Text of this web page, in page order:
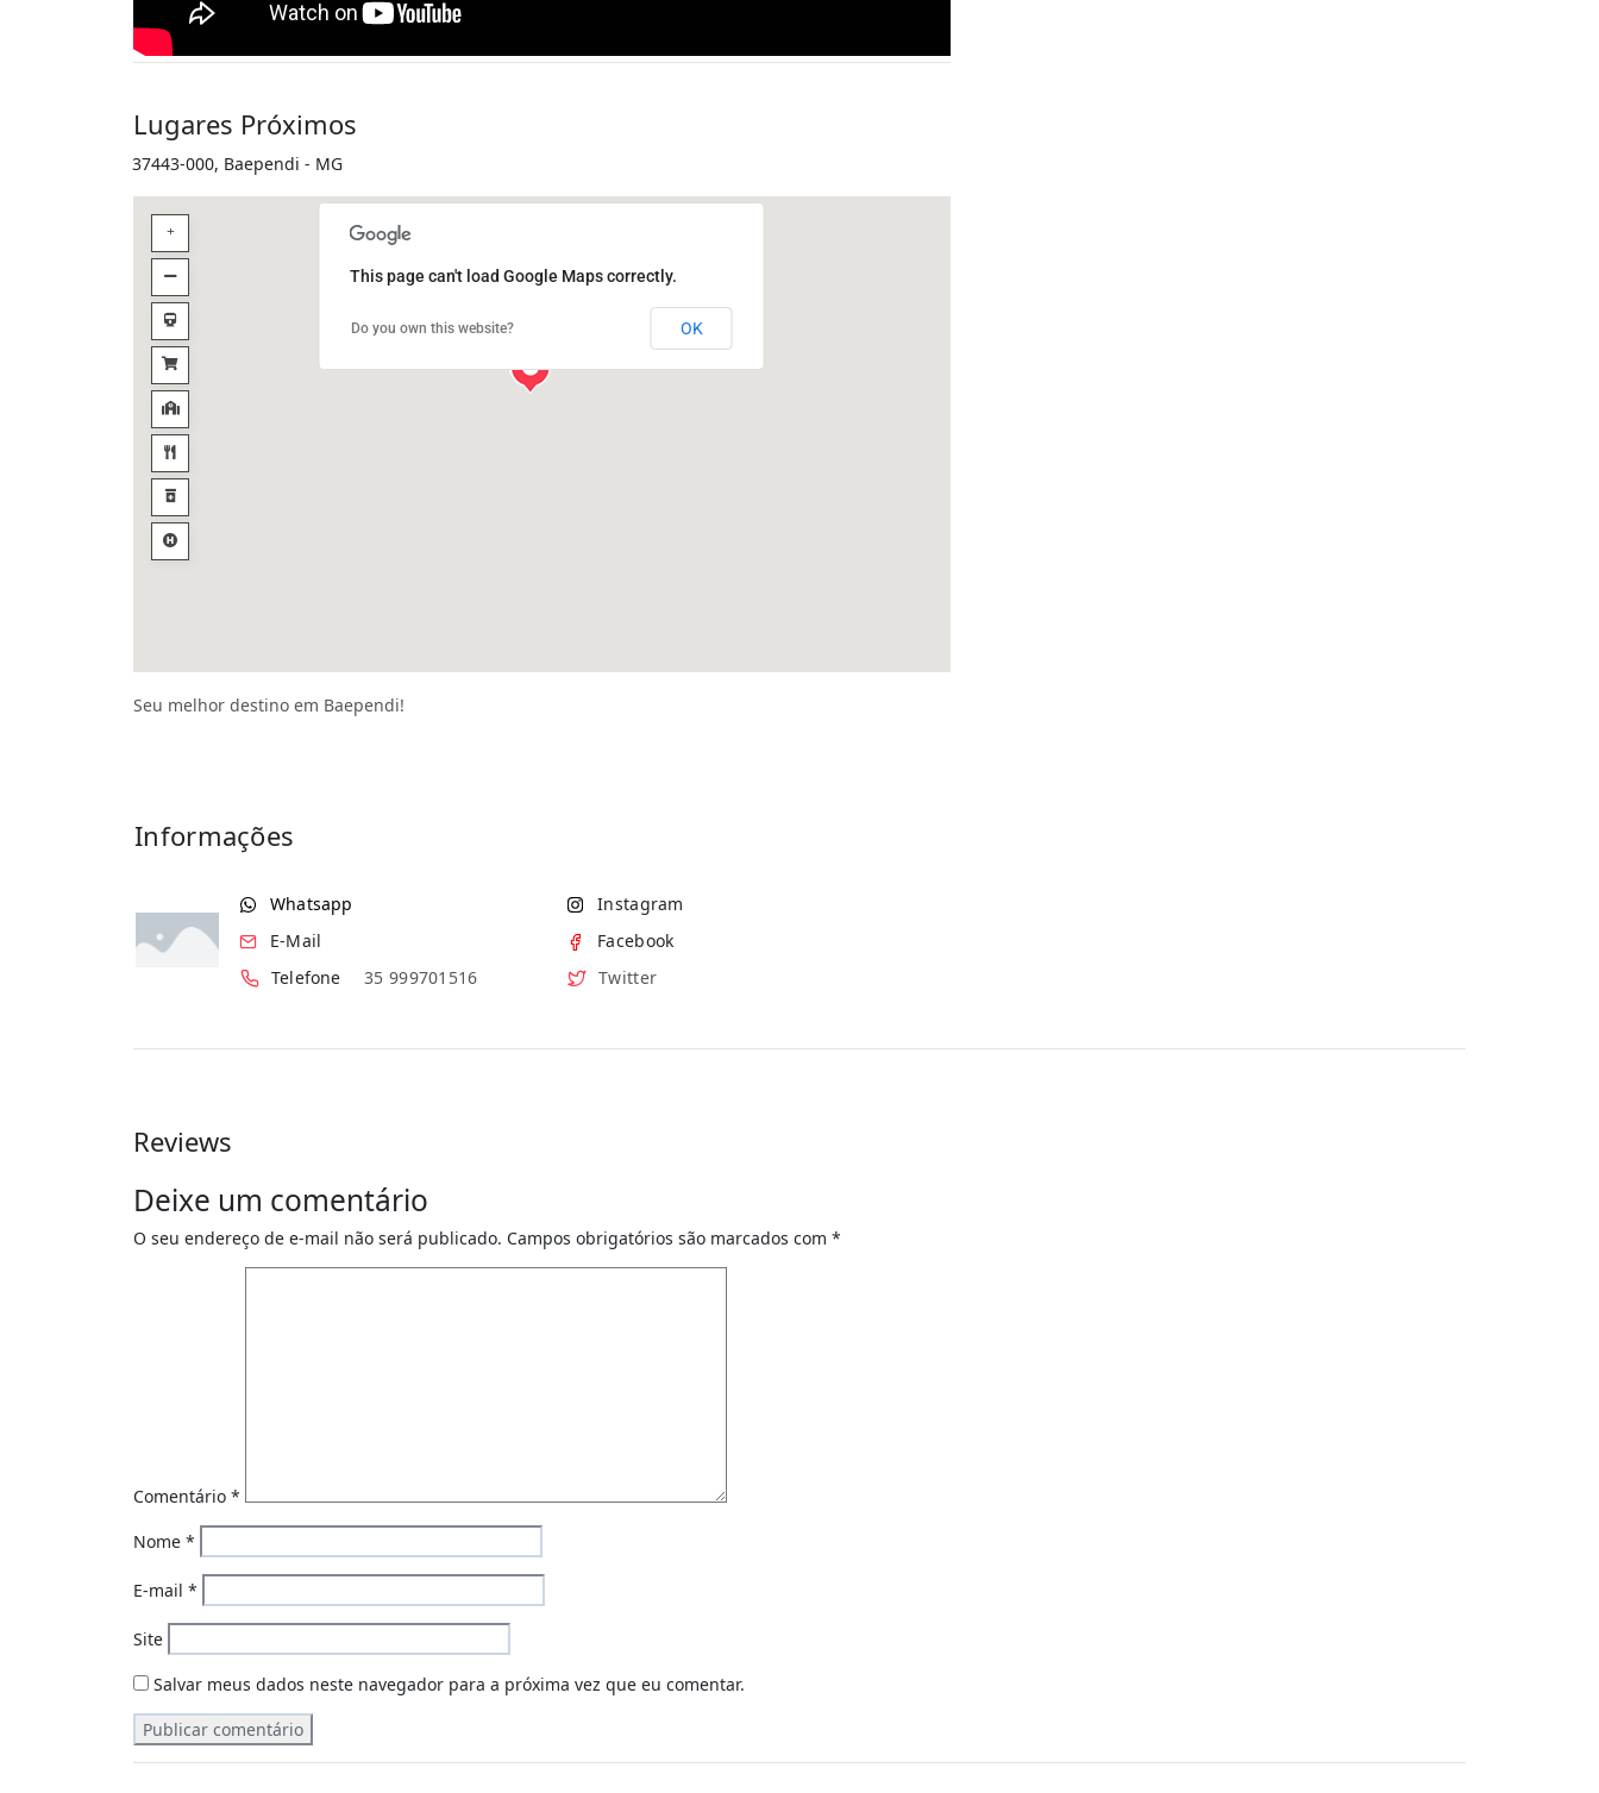
Lugares Próximos
37443-000, Baependi - MG
This page can't load Google Maps correctly.
Do you own this website? OK
Seu melhor destino em Baependi!
Informações
Whatsapp
E-Mail
Telefone
35 999701516
Instagram
Facebook
Twitter
Reviews
Deixe um comentário
O seu endereço de e-mail não será publicado. Campos obrigatórios são marcados com *
Comentário *
Nome *
E-mail *
Site
Salvar meus dados neste navegador para a próxima vez que eu comentar.